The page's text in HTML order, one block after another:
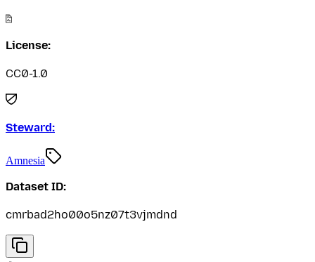
License:
CC0-1.0
Steward:
Amnesia
Dataset ID:
cmrbad2ho00o5nz07t3vjmdnd